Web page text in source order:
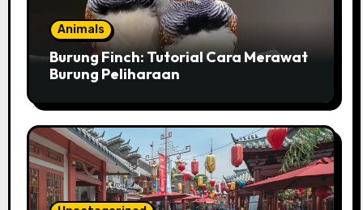
Animals
Burung Finch: Tutorial Cara Merawat
Burung Peliharaan